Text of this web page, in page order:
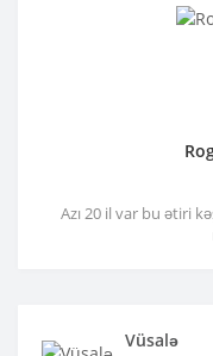
Azı 20 il var bu ətiri
Vüsalə